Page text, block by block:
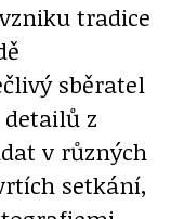
tradice
sběratel
z
v různých
setkání,